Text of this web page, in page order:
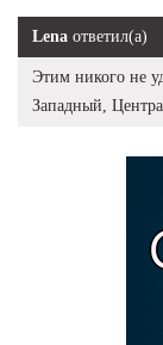
Lena ответил(а)
Этим никого не
Западный,